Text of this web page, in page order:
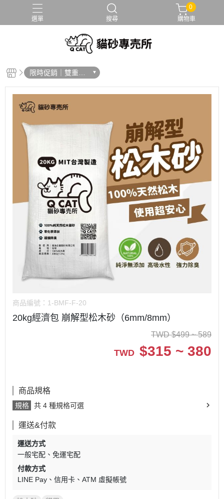
選單 搜尋
0
購物車
限時促銷｜雙重好
康送
商品編號： 1-BMF-F-20
20kg經濟包 崩解型松木砂（6mm/8mm）
TWD $499 ~ 589
TWD $315 ~ 380
商品規格
規格 共 4 種規格可選
運送&付款
運送方式
一般宅配
免運宅配
付款方式
LINE Pay
信用卡 ATM 虛擬帳號